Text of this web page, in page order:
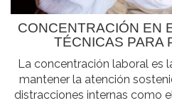
CONCENTRACIÓN EN
TÉCNICAS PARA
La concentración laboral es
mantener la atención
distracciones internas como